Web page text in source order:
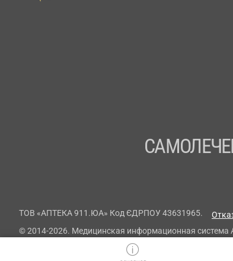
ТОВ «АПТЕКА 911.ЮА» Код ЄДРПОУ 43631965.
© 2014-2026. Медицинская информационная